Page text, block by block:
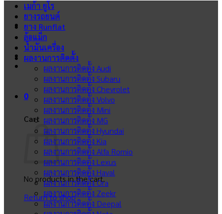
0
Cart
No products in the cart.
Return to shop
เมก้า ยูโร
ยางรถยนต์
ยาง Runflat
ล้อแม็ก
น้ำมันเครื่อง
ผลงานการติดตั้ง
ผลงานการติดตั้ง Audi
ผลงานการติดตั้ง Subaru
ผลงานการติดตั้ง Chevrolet
ผลงานการติดตั้ง Volvo
ผลงานการติดตั้ง Mini
ผลงานการติดตั้ง MG
ผลงานการติดตั้ง Hyundai
ผลงานการติดตั้ง Kia
ผลงานการติดตั้ง Alfa Romio
ผลงานการติดตั้ง Lexus
ผลงานการติดตั้ง Haval
ผลงานการติดตั้ง Ora
ผลงานการติดตั้ง Zeekr
ผลงานการติดตั้ง Deepal